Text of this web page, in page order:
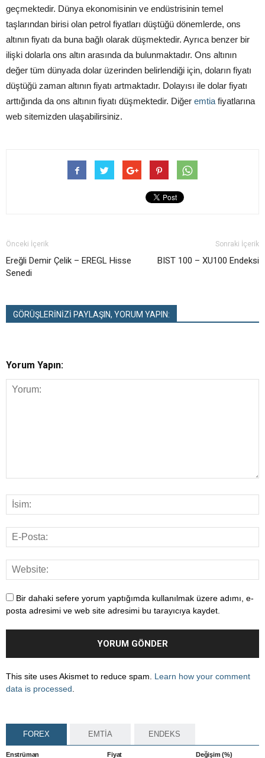
geçmektedir. Dünya ekonomisinin ve endüstrisinin temel
taşlarından birisi olan petrol fiyatları düştüğü dönemlerde, ons
altının fiyatı da buna bağlı olarak düşmektedir. Ayrıca benzer bir
ilişki dolarla ons altın arasında da bulunmaktadır. Ons altının
değer tüm dünyada dolar üzerinden belirlendiği için, doların fiyatı
düştüğü zaman altının fiyatı artmaktadır. Dolayısı ile dolar fiyatı
arttığında da ons altının fiyatı düşmektedir. Diğer emtia fiyatlarına
web sitemizden ulaşabilirsiniz.
Önceki İçerik
Ereğli Demir Çelik – EREGL Hisse
Senedi
Sonraki İçerik
BIST 100 – XU100 Endeksi
GÖRÜŞLERİNİZİ PAYLAŞIN, YORUM YAPIN:
Yorum Yapın:
Bir dahaki sefere yorum yaptığımda kullanılmak üzere adımı, e-
posta adresimi ve web site adresimi bu tarayıcıya kaydet.
This site uses Akismet to reduce spam. Learn how your comment
data is processed
FOREX EMTİA ENDEKS
Enstrüman Fiyat Değişim (%)